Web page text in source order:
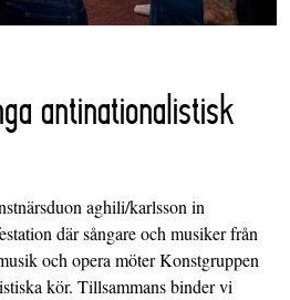
antinationalistisk
aghili/karlsson in
där sångare och musiker från
och opera möter Konstgruppen
kör. Tillsammans binder vi